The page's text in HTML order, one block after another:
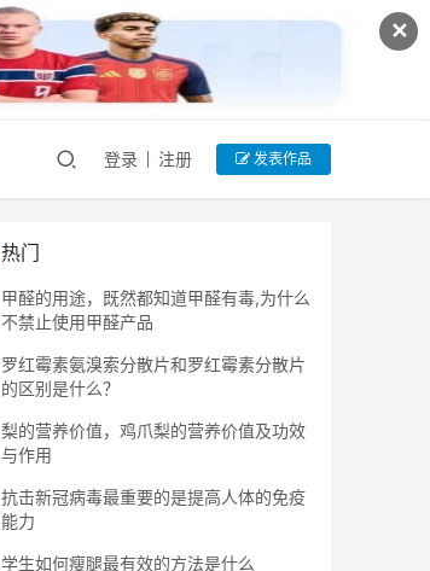
✕
登录 注册 发表作品
热门
甲醛的用途，既然都知道甲醛有毒,为什么
不禁止使用甲醛产品
罗红霉素氨溴索分散片和罗红霉素分散片
的区别是什么？
梨的营养价值，鸡爪梨的营养价值及功效
与作用
抗击新冠病毒最重要的是提高人体的免疫
能力
学生如何瘦腿最有效的方法是什么